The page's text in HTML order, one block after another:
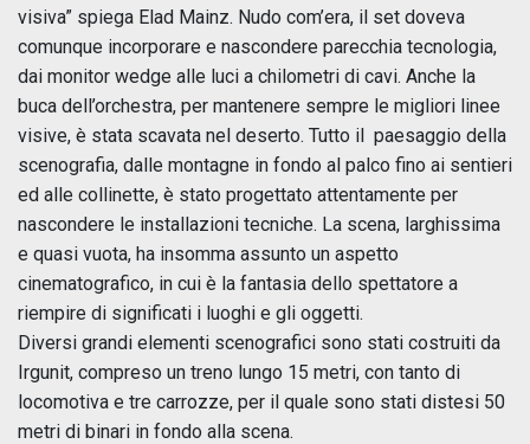
visiva” spiega Elad Mainz. Nudo com’era, il set doveva
comunque incorporare e nascondere parecchia tecnologia,
dai monitor wedge alle luci a chilometri di cavi. Anche la
buca dell’orchestra, per mantenere sempre le migliori linee
visive, è stata scavata nel deserto. Tutto il paesaggio della
scenografia, dalle montagne in fondo al palco fino ai sentieri
ed alle collinette, è stato progettato attentamente per
nascondere le installazioni tecniche. La scena, larghissima
e quasi vuota, ha insomma assunto un aspetto
cinematografico, in cui è la fantasia dello spettatore a
riempire di significati i luoghi e gli oggetti.
Diversi grandi elementi scenografici sono stati costruiti da
Irgunit, compreso un treno lungo 15 metri, con tanto di
locomotiva e tre carrozze, per il quale sono stati distesi 50
metri di binari in fondo alla scena.